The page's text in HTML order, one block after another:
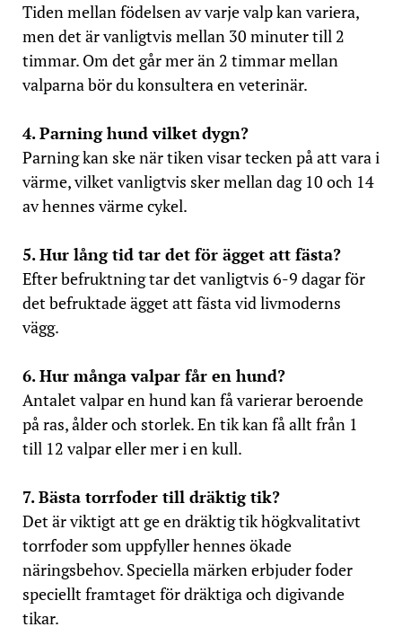
Tiden mellan födelsen av varje valp kan variera,
men det är vanligtvis mellan 30 minuter till 2
timmar. Om det går mer än 2 timmar mellan
valparna bör du konsultera en veterinär.
4. Parning hund vilket dygn?
Parning kan ske när tiken visar tecken på att vara i
värme, vilket vanligtvis sker mellan dag 10 och 14
av hennes värme cykel.
5. Hur lång tid tar det för ägget att fästa?
Efter befruktning tar det vanligtvis 6-9 dagar för
det befruktade ägget att fästa vid livmoderns
vägg.
6. Hur många valpar får en hund?
Antalet valpar en hund kan få varierar beroende
på ras, ålder och storlek. En tik kan få allt från 1
till 12 valpar eller mer i en kull.
7. Bästa torrfoder till dräktig tik?
Det är viktigt att ge en dräktig tik högkvalitativt
torrfoder som uppfyller hennes ökade
näringsbehov. Speciella märken erbjuder foder
speciellt framtaget för dräktiga och digivande
tikar.